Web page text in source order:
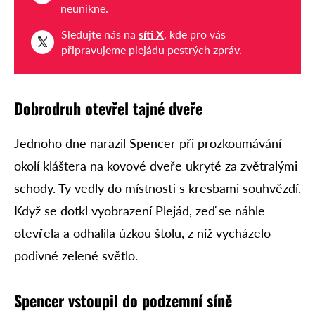
neunikne.
Sledujte nás na síti X, kde pro vás
připravujeme plejádu pestrých zpráv.
Dobrodruh otevřel tajné dveře
Jednoho dne narazil Spencer při prozkoumávání
okolí kláštera na kovové dveře ukryté za zvětralými
schody. Ty vedly do místnosti s kresbami souhvězdí.
Když se dotkl vyobrazení Plejád, zeď se náhle
otevřela a odhalila úzkou štolu, z níž vycházelo
podivné zelené světlo.
Spencer vstoupil do podzemní síně